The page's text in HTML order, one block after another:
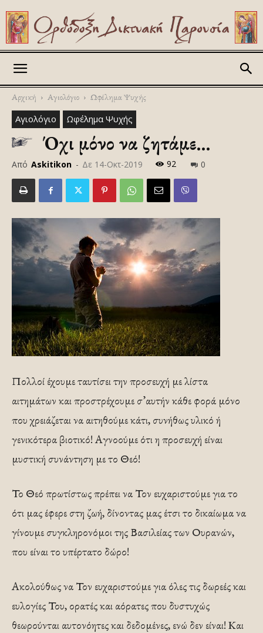
Αρχική Αγιολόγιο Ωφέλημα Ψυχής
Αγιολόγιο Ωφέλημα Ψυχής
Όχι μόνο να ζητάμε…
Από Askitikon - Δε 14-Οκτ-2019 92 0
Πολλοί έχουμε ταυτίσει την προσευχή με λίστα
αιτημάτων και προστρέχουμε σ’αυτήν κάθε φορά μόνο
που χρειάζεται να αιτηθούμε κάτι, συνήθως υλικό ή
γενικότερα βιοτικό! Αγνοούμε ότι η προσευχή είναι
μυστική συνάντηση με το Θεό!
Το Θεό πρωτίστως πρέπει να Τον ευχαριστούμε για το
ότι μας έφερε στη ζωή, δίνοντας μας έτσι το δικαίωμα να
γίνουμε συγκληρονόμοι της Βασιλείας των Ουρανών,
που είναι το υπέρτατο δώρο!
Ακολούθως να Τον ευχαριστούμε για όλες τις δωρεές και
ευλογίες Του, ορατές και αόρατες που δυστυχώς
θεωρούνται αυτονόητες και δεδομένες, ενώ δεν είναι! Και